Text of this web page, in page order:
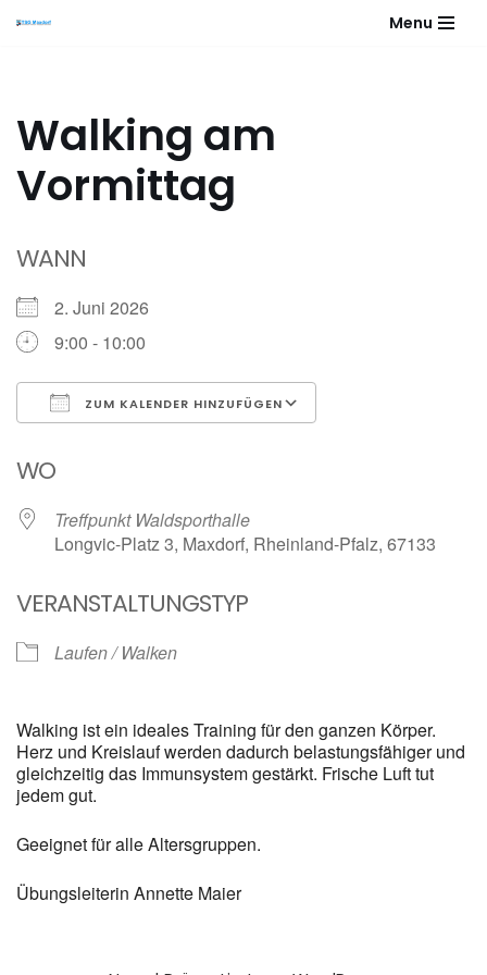
Menu
Walking am
Vormittag
WANN
2. Juni 2026
9:00 - 10:00
ZUM KALENDER HINZUFÜGEN
WO
Treffpunkt Waldsporthalle
Longvic-Platz 3, Maxdorf, Rheinland-Pfalz, 67133
VERANSTALTUNGSTYP
Laufen / Walken
Walking ist ein ideales Training für den ganzen Körper.
Herz und Kreislauf werden dadurch belastungsfähiger und
gleichzeitig das Immunsystem gestärkt. Frische Luft tut
jedem gut.
Geeignet für alle Altersgruppen.
Übungsleiterin Annette Maier